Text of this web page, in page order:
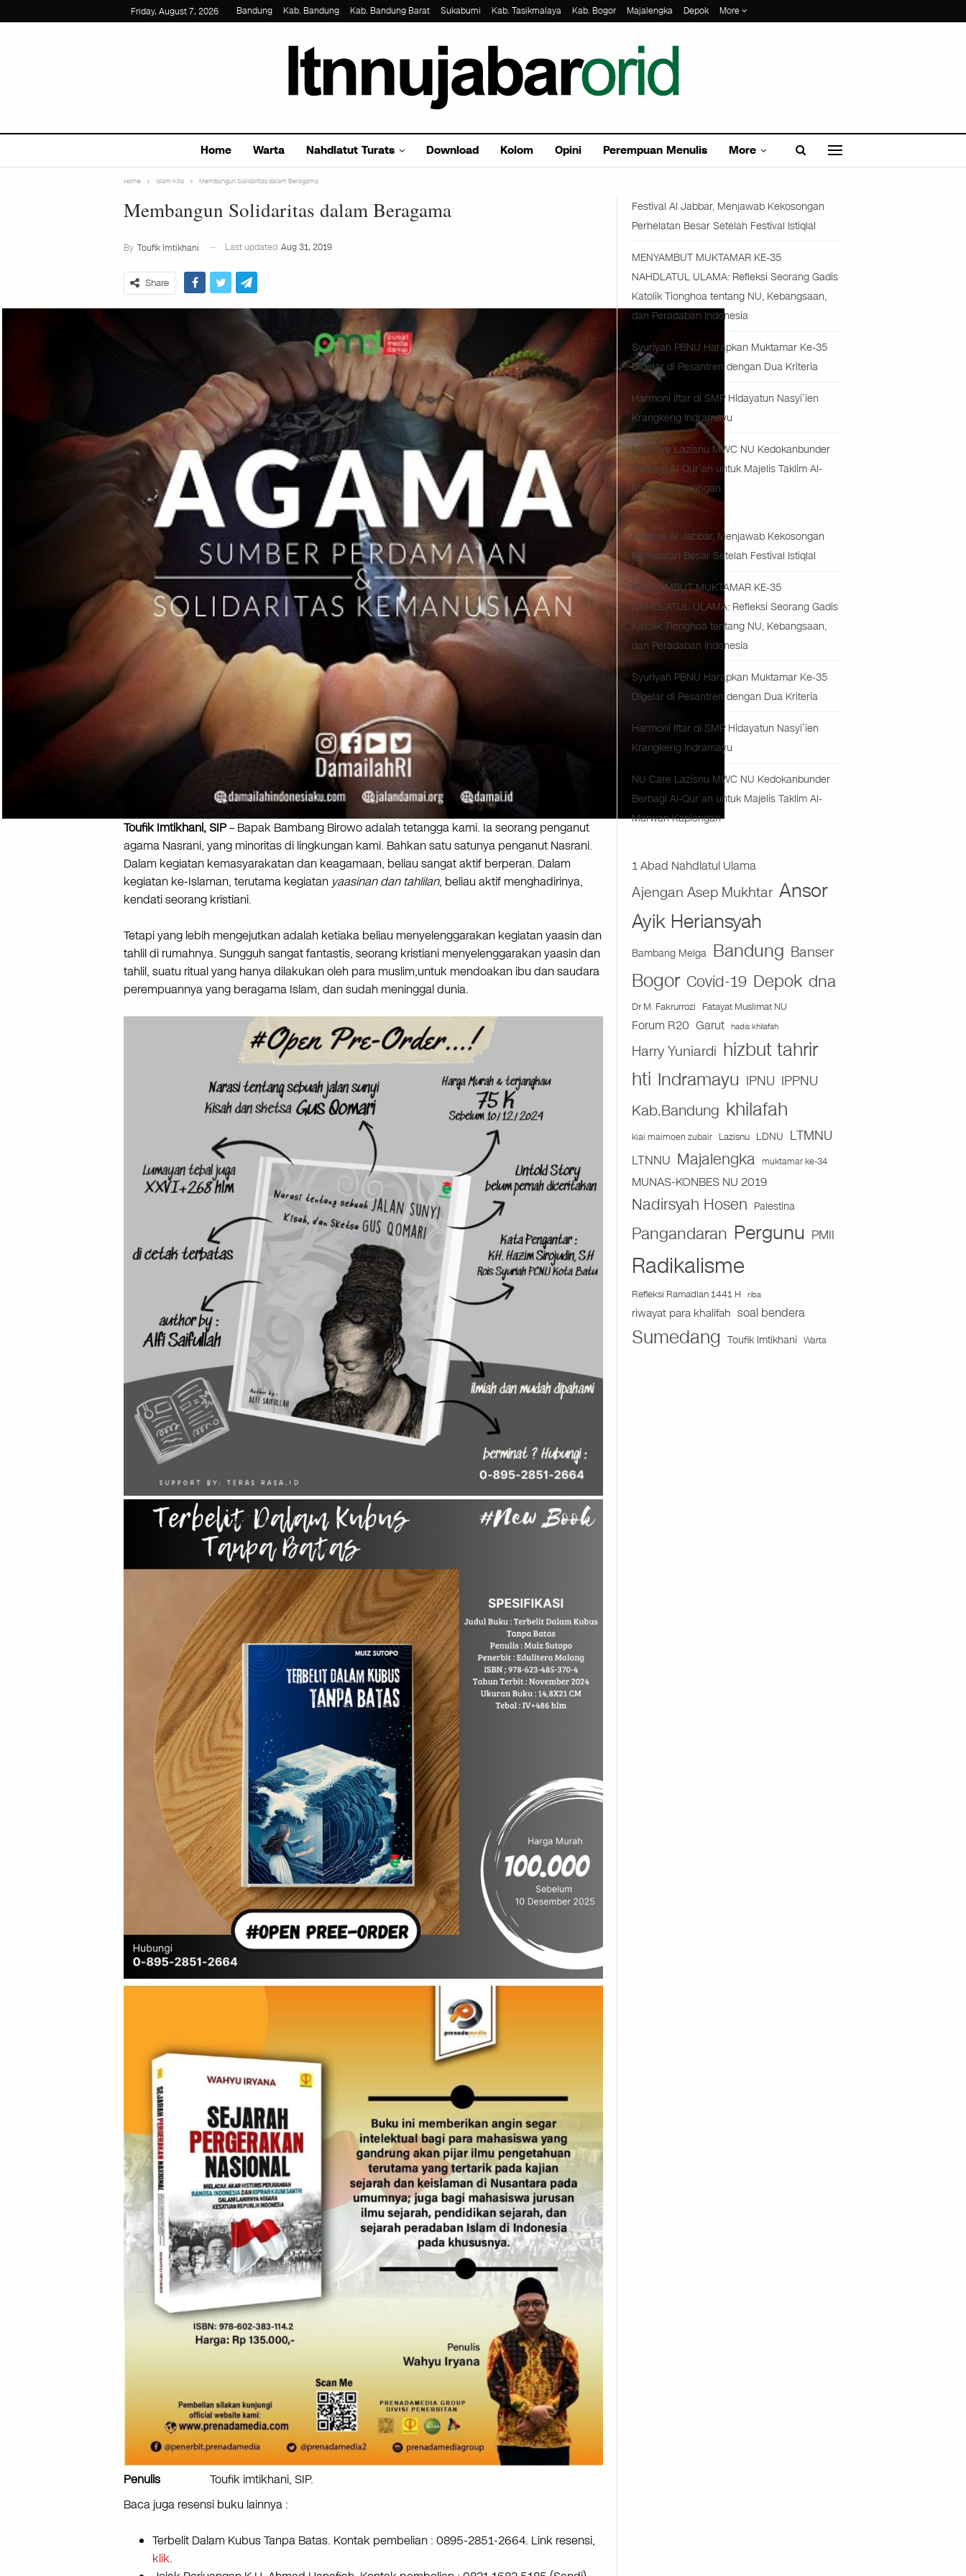
Friday, August 7, 2026 Bandung Kab. Bandung Kab. Bandung Barat Sukabumi Kab. Tasikmalaya Kab. Bogor Majalengka Depok More
Home Warta Nahdlatut Turats Download Kolom Opini Perempuan Menulis More
Home Islam Kita Membangun Solidaritas dalam Beragama
Membangun Solidaritas dalam Beragama
By Toufik Imtikhani Last updated Aug 31, 2019
Share
Toufik Imtikhani, SIP– Bapak Bambang Birowo adalah tetangga kami. Ia seorang penganut
agama Nasrani, yang minoritas di lingkungan kami. Bahkan satu satunya penganut Nasrani.
Dalam kegiatan kemasyarakatan dan keagamaan, beliau sangat aktif berperan. Dalam
kegiatan ke-Islaman, terutama kegiatan yaasinan dan tahlilan, beliau aktif menghadirinya,
kendati seorang kristiani.
Tetapi yang lebih mengejutkan adalah ketiaka beliau menyelenggarakan kegiatan yaasin dan
tahlil di rumahnya. Sungguh sangat fantastis, seorang kristiani menyelenggarakan yaasin dan
tahlil, suatu ritual yang hanya dilakukan oleh para muslim,untuk mendoakan ibu dan saudara
perempuannya yang beragama Islam, dan sudah meninggal dunia.
Penulis
Toufik imtikhani, SIP.
Baca juga resensi buku lainnya :
Terbelit Dalam Kubus Tanpa Batas. Kontak pembelian : 0895-2851-2664. Link resensi,
klik.
Festival Al Jabbar, Menjawab Kekosongan
Perhelatan Besar Setelah Festival Istiqlal
MENYAMBUT MUKTAMAR KE-35
NAHDLATUL ULAMA: Refleksi Seorang Gadis
Katolik Tionghoa tentang NU, Kebangsaan,
dan Peradaban Indonesia
Syuriyah PBNU Harapkan Muktamar Ke-35
Digelar di Pesantren dengan Dua Kriteria
Harmoni Iftar di SMP Hidayatun Nasyi’ien
Krangkeng Indramayu
NU Care Lazisnu MWC NU Kedokanbunder
Berbagi Al-Qur’an untuk Majelis Taklim Al-
Marwan Kaplongan
Festival Al Jabbar, Menjawab Kekosongan
Perhelatan Besar Setelah Festival Istiqlal
MENYAMBUT MUKTAMAR KE-35
NAHDLATUL ULAMA: Refleksi Seorang Gadis
Katolik Tionghoa tentang NU, Kebangsaan,
dan Peradaban Indonesia
Syuriyah PBNU Harapkan Muktamar Ke-35
Digelar di Pesantren dengan Dua Kriteria
Harmoni Iftar di SMP Hidayatun Nasyi’ien
Krangkeng Indramayu
NU Care Lazisnu MWC NU Kedokanbunder
Berbagi Al-Qur’an untuk Majelis Taklim Al-
Marwan Kaplongan
1 Abad Nahdlatul Ulama
Ajengan Asep Mukhtar Ansor
Ayik Heriansyah
Bambang Melga Bandung Banser
Bogor Covid-19 Depok dna
Dr M. Fakrurrozi Fatayat Muslimat NU
Forum R20 Garut hadis khilafah
Harry Yuniardi hizbut tahrir
hti Indramayu IPNU IPPNU
Kab.Bandung khilafah
kiai maimoen zubair Lazisnu LDNU LTMNU
LTNNU Majalengka muktamar ke-34
MUNAS-KONBES NU 2019
Nadirsyah Hosen Palestina
Pangandaran Pergunu PMII
Radikalisme
Refleksi Ramadlan 1441 H riba
riwayat para khalifah soal bendera
Sumedang Toufik Imtikhani Warta